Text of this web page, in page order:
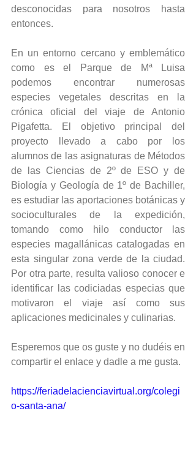
desconocidas para nosotros hasta
entonces.
En un entorno cercano y emblemático
como es el Parque de Mª Luisa
podemos encontrar numerosas
especies vegetales descritas en la
crónica oficial del viaje de Antonio
Pigafetta. El objetivo principal del
proyecto llevado a cabo por los
alumnos de las asignaturas de Métodos
de las Ciencias de 2º de ESO y de
Biología y Geología de 1º de Bachiller,
es estudiar las aportaciones botánicas y
socioculturales de la expedición,
tomando como hilo conductor las
especies magallánicas catalogadas en
esta singular zona verde de la ciudad.
Por otra parte, resulta valioso conocer e
identificar las codiciadas especias que
motivaron el viaje así como sus
aplicaciones medicinales y culinarias.
Esperemos que os guste y no dudéis en
compartir el enlace y dadle a me gusta.
https://feriadelacienciavirtual.org/colegi
o-santa-ana/